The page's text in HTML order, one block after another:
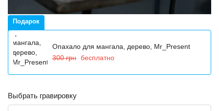
Подарок
Опахало для мангала, дерево, Mr_Present
300 грн бесплатно
Выбрать гравировку